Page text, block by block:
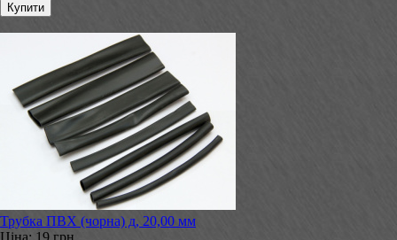
Трубка ПВХ (чорна) д, 20,00 мм
Ціна: 19 грн.